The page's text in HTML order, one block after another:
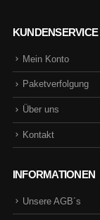
KUNDENSERVICE
Mein Konto
Paketverfolgung
Über uns
Kontakt
INFORMATIONEN
Unsere AGB´s